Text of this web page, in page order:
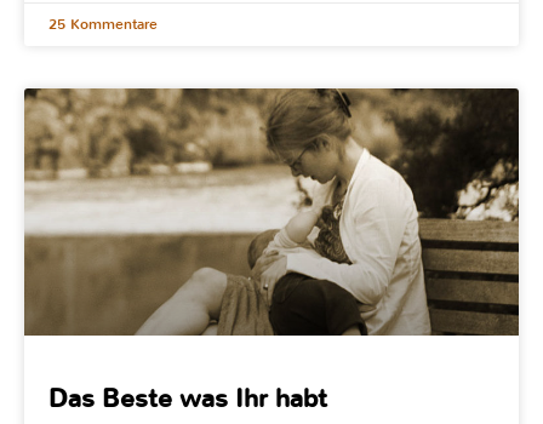
25 Kommentare
Das Beste was Ihr habt